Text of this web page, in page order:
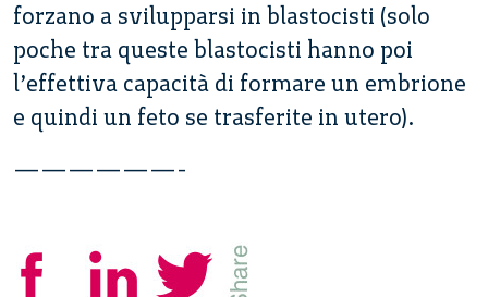
forzano a svilupparsi in blastocisti (solo
poche tra queste blastocisti hanno poi
l’effettiva capacità di formare un embrione
e quindi un feto se trasferite in utero).
——————-